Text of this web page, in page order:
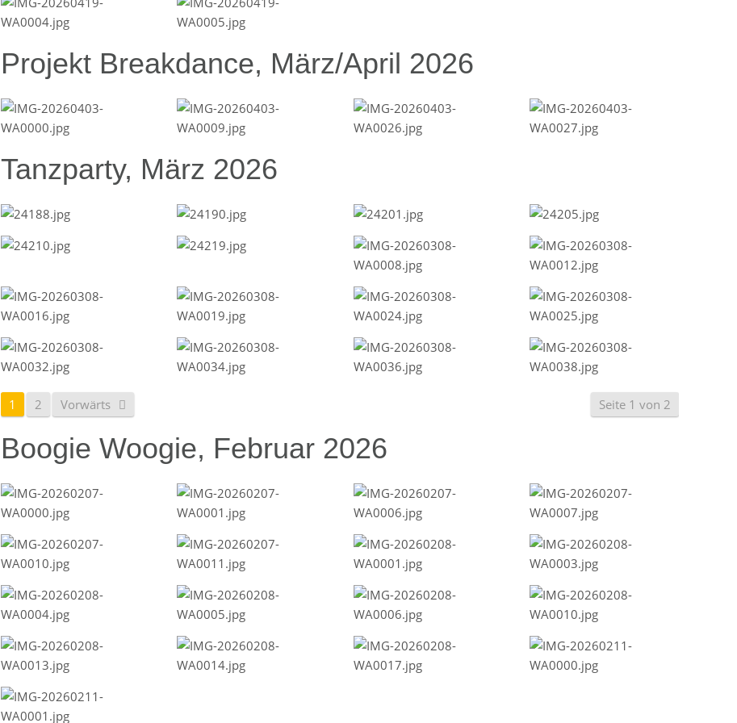
Projekt Breakdance, März/April 2026
Tanzparty, März 2026
Seite 1 von 2
1 2 Vorwärts
Boogie Woogie, Februar 2026